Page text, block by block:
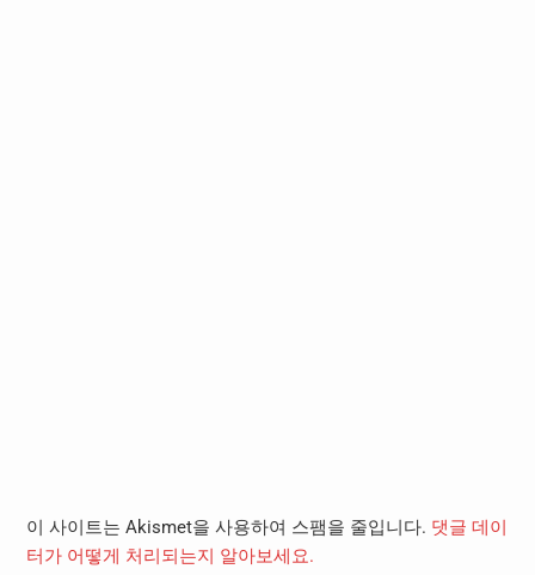
이 사이트는 Akismet을 사용하여 스팸을 줄입니다. 댓글 데이
터가 어떻게 처리되는지 알아보세요.